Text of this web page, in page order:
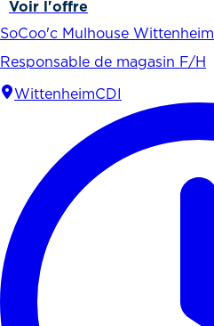
Voir l'offre
SoCoo'c Mulhouse Wittenheim
Responsable de magasin F/H
WittenheimCDI